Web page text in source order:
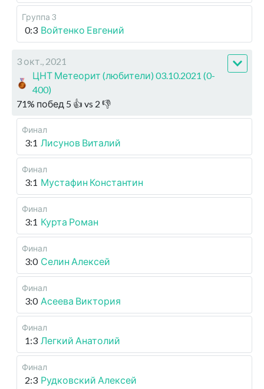
Группа 3
0:3 Войтенко Евгений
3 окт., 2021
ЦНТ Метеорит (любители) 03.10.2021 (0-
400)
71% побед 5 👍 vs 2 👎
Финал
3:1 Лисунов Виталий
Финал
3:1 Мустафин Константин
Финал
3:1 Курта Роман
Финал
3:0 Селин Алексей
Финал
3:0 Асеева Виктория
Финал
1:3 Легкий Анатолий
Финал
2:3 Рудковский Алексей